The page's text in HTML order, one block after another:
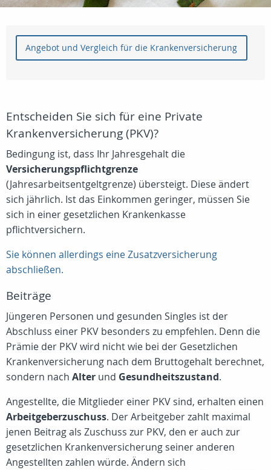
Angebot und Vergleich für die Krankenversicherung
Entscheiden Sie sich für eine Private
Krankenversicherung (PKV)?
Bedingung ist, dass Ihr Jahresgehalt die
Versicherungspflichtgrenze
(Jahresarbeitsentgeltgrenze) übersteigt. Diese ändert
sich jährlich. Ist das Einkommen geringer, müssen Sie
sich in einer gesetzlichen Krankenkasse
pflichtversichern.
Sie können allerdings eine Zusatzversicherung
abschließen.
Beiträge
Jüngeren Personen und gesunden Singles ist der
Abschluss einer PKV besonders zu empfehlen. Denn die
Prämie der PKV wird nicht wie bei der Gesetzlichen
Krankenversicherung nach dem Bruttogehalt berechnet,
sondern nach Alter und Gesundheitszustand.
Angestellte, die Mitglieder einer PKV sind, erhalten einen
Arbeitgeberzuschuss. Der Arbeitgeber zahlt maximal
jenen Beitrag als Zuschuss zur PKV, den er auch zur
gesetzlichen Krankenversicherung seiner anderen
Angestellten zahlen würde. Ändern sich